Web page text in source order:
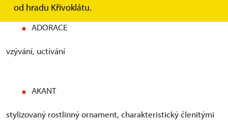
od hradu Křivoklátu.
ADORACE
vzývání, uctívání
AKANT
stylizovaný rostlinný ornament, charakteristický členitými